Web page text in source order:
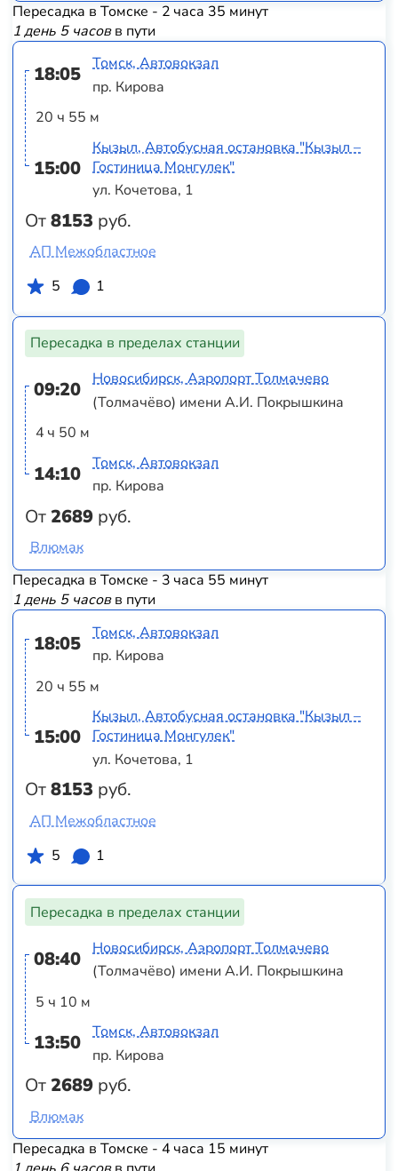
Пересадка в Томске - 2 часа 35 минут
1 день 5 часовв пути
18:05
20 ч 55 м
15:00
От8153 руб.
Томск, Автовокзал
пр. Кирова
Кызыл, Автобусная остановка "Кызыл –
Гостиница Монгулек"
ул. Кочетова, 1
АП Межобластное
5
1
Пересадка в пределах станции
09:20
4 ч 50 м
14:10
От2689 руб.
Новосибирск, Аэропорт Толмачево
(Толмачёво) имени А.И. Покрышкина
Томск, Автовокзал
пр. Кирова
Влюмак
Пересадка в Томске - 3 часа 55 минут
1 день 5 часовв пути
18:05
20 ч 55 м
15:00
От8153 руб.
Томск, Автовокзал
пр. Кирова
Кызыл, Автобусная остановка "Кызыл –
Гостиница Монгулек"
ул. Кочетова, 1
АП Межобластное
5
1
Пересадка в пределах станции
08:40
5 ч 10 м
13:50
От2689 руб.
Новосибирск, Аэропорт Толмачево
(Толмачёво) имени А.И. Покрышкина
Томск, Автовокзал
пр. Кирова
Влюмак
Пересадка в Томске - 4 часа 15 минут